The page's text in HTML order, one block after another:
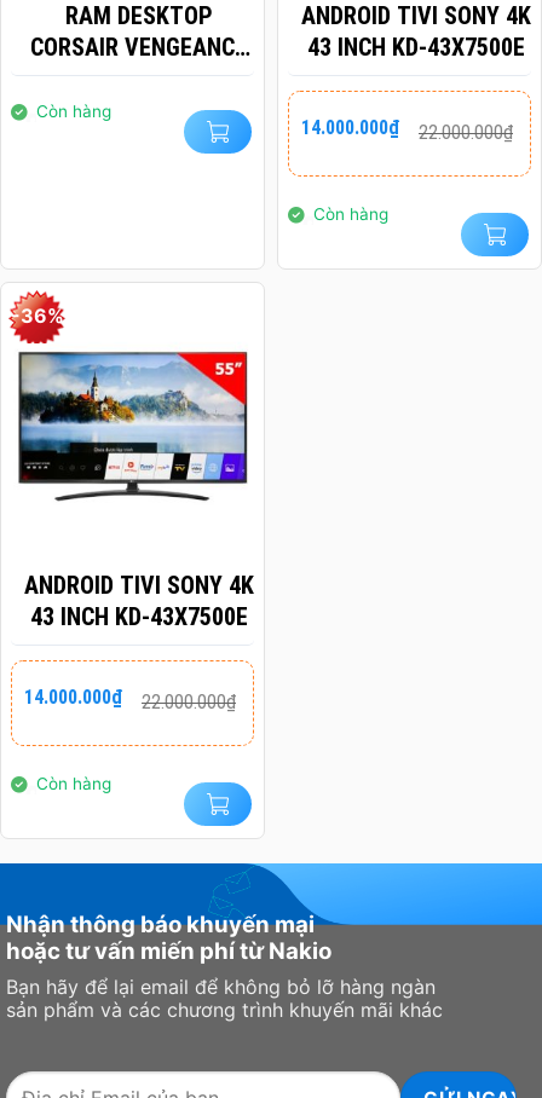
RAM DESKTOP
CORSAIR VENGEANCE
LPX
(CMK8GX4M1E3200C16
) 8GB (1X8GB) DDR4
Còn hàng
ANDROID TIVI SONY 4K
43 INCH KD-43X7500E
22.000.000₫
gốc
22.000.000₫.
14.000.000₫
hiện
là:
Còn hàng
-36%
ANDROID TIVI SONY 4K
43 INCH KD-43X7500E
22.000.000₫
gốc
22.000.000₫.
14.000.000₫
hiện
là:
Còn hàng
Nhận thông báo khuyến mại
hoặc tư vấn miến phí từ Nakio
Bạn hãy để lại email để không bỏ lỡ hàng ngàn
sản phẩm và các chương trình khuyến mãi khác